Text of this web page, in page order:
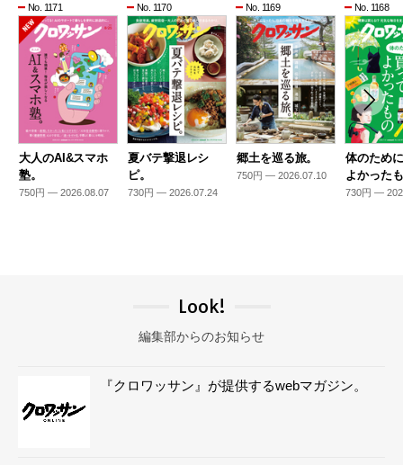
No. 1171
大人のAI&スマホ
塾。
750円 — 2026.08.07
No. 1170
夏バテ撃退レシ
ピ。
730円 — 2026.07.24
No. 1169
郷土を巡る旅。
750円 — 2026.07.10
No. 1168
体のため
よかった
730円 —
Look!
編集部からのお知らせ
『クロワッサン』が提供するwebマガジン。